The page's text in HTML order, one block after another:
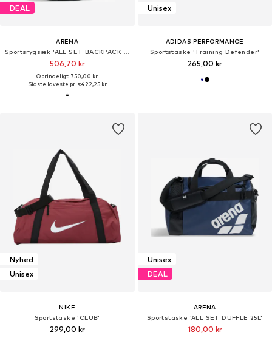
DEAL
ARENA
Sportsrygsæk 'ALL SET BACKPACK 45L'
506,70 kr
Oprindeligt: 750,00 kr
Sidste laveste pris:422,25 kr
Unisex
ADIDAS PERFORMANCE
Sportstaske 'Training Defender'
265,00 kr
Nyhed
Unisex
NIKE
Sportstaske 'CLUB'
299,00 kr
Unisex
DEAL
ARENA
Sportstaske 'ALL SET DUFFLE 25L'
180,00 kr